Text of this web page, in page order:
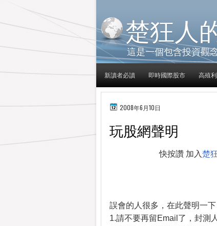
楚狂人
這是一個包含投資觀
新讀者必讀 即時國際股市 高殖
2008年6月10日
玩股網聲明
快按讚 加入楚
誤會的人很多，在此聲明一下
1.請不要再留Email了，封測